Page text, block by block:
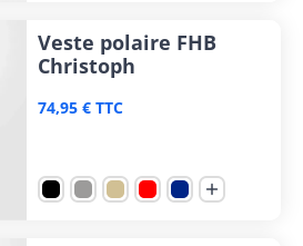
Veste polaire FHB
Christoph
74,95 € TTC
